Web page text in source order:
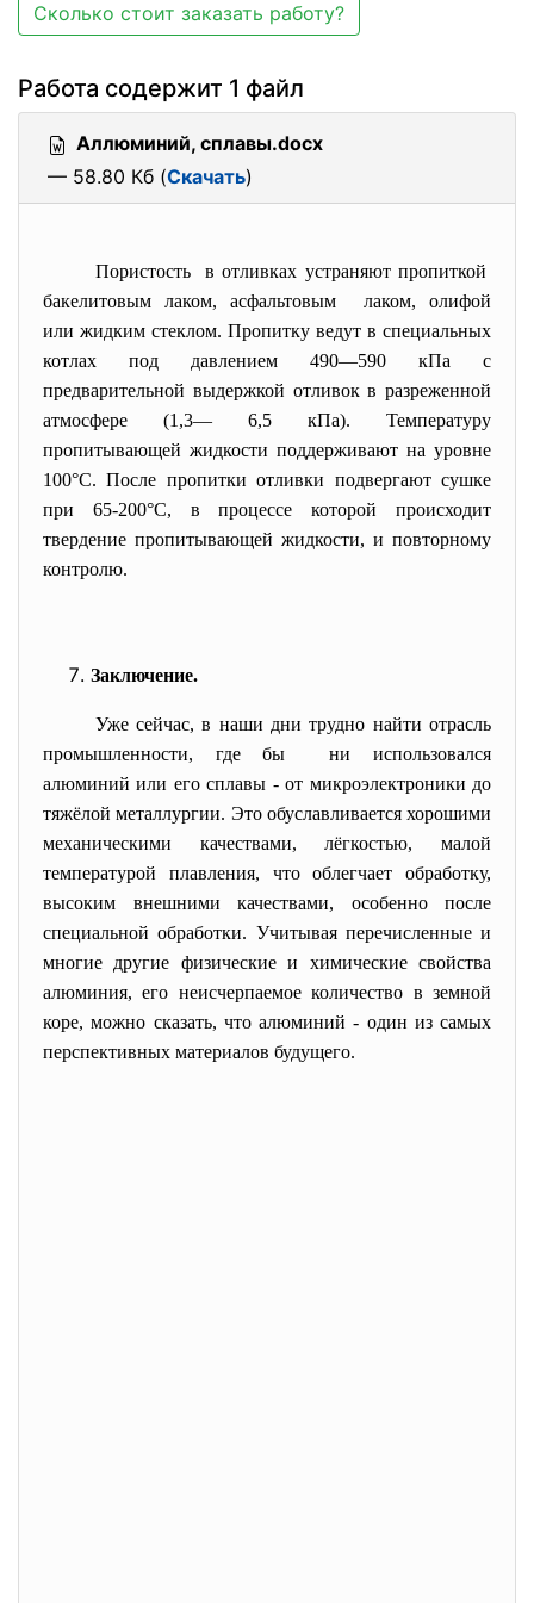
Сколько стоит заказать работу?
Работа содержит 1 файл
Аллюминий, сплавы.docx
— 58.80 Кб (Скачать)
Пористость в отливках устраняют пропиткой
бакелитовым лаком, асфальтовым лаком, олифой
или жидким стеклом. Пропитку ведут в специальных
котлах под давлением 490—590 кПа с
предварительной выдержкой отливок в разреженной
атмосфере (1,3— 6,5 кПа). Температуру
пропитывающей жидкости поддерживают на уровне
100°С. После пропитки отливки подвергают сушке
при 65-200°С, в процессе которой происходит
твердение пропитывающей жидкости, и повторному
контролю.
Заключение.
Уже сейчас, в наши дни трудно найти отрасль
промышленности, где бы ни использовался
алюминий или его сплавы - от микроэлектроники до
тяжёлой металлургии. Это обуславливается хорошими
механическими качествами, лёгкостью, малой
температурой плавления, что облегчает обработку,
высоким внешними качествами, особенно после
специальной обработки. Учитывая перечисленные и
многие другие физические и химические свойства
алюминия, его неисчерпаемое количество в земной
коре, можно сказать, что алюминий - один из самых
перспективных материалов будущего.